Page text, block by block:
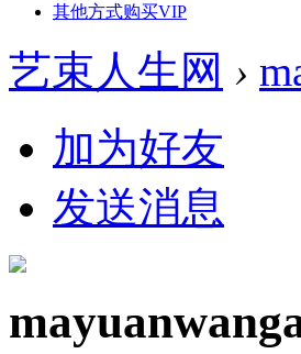
其他方式购买VIP
艺束人生网 ›
加为好友
发送消息